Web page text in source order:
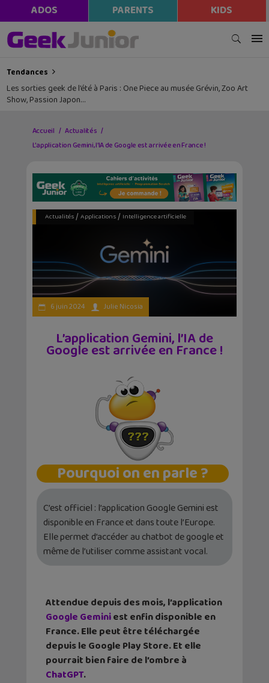
ADOS PARENTS KIDS
Tendances
Les sorties geek de l’été à Paris : One Piece au musée Grévin, Zoo Art
Show, Passion Japon…
Accueil
Actualités
L’application Gemini, l’IA de Google est arrivée en France !
Actualités/ Applications/ Intelligence artificielle
6 juin 2024 Julie Nicosia
L’application Gemini, l’IA de
Google est arrivée en France !
Pourquoi on en parle ?
C’est officiel : l’application Google Gemini est
disponible en France et dans toute l’Europe.
Elle permet d’accéder au chatbot de google et
même de l’utiliser comme assistant vocal.
Attendue depuis des mois, l’application
Google Geminiest enfin disponible en
France. Elle peut être téléchargée
depuis le Google Play Store. Et elle
pourrait bien faire de l’ombre à
ChatGPT.